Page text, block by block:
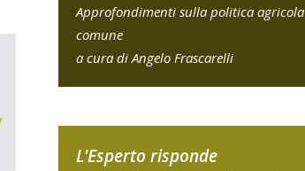
Approfondimenti sulla politica agricola
comune
a cura di Angelo Frascarelli
L'Esperto risponde